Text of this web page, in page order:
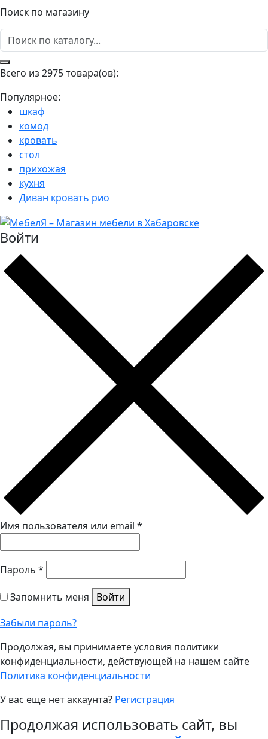
Поиск по магазину
Всего из 2975 товара(ов):
Популярное:
шкаф
комод
кровать
стол
прихожая
кухня
Диван кровать рио
Войти
Имя пользователя или email *
Пароль *
Запомнить меня
Войти
Забыли пароль?
Продолжая, вы принимаете условия политики
конфиденциальности, действующей на нашем сайте
Политика конфиденциальности
У вас еще нет аккаунта? Регистрация
Продолжая использовать сайт, вы